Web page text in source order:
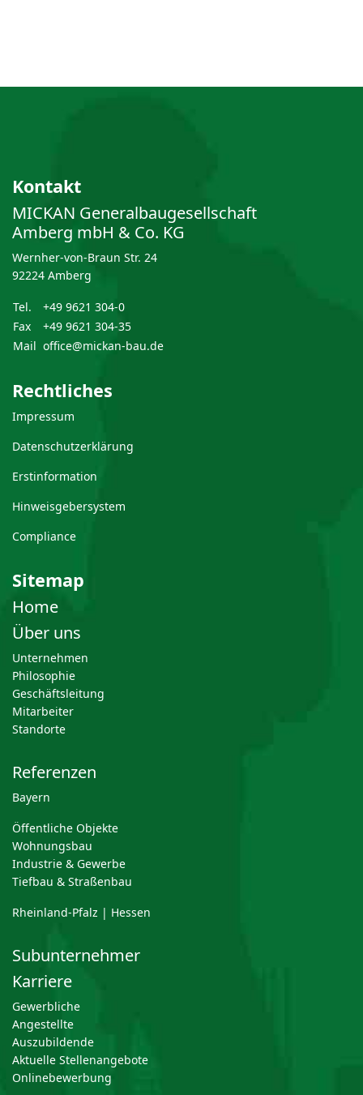
Kontakt
MICKAN General­bau­gesellschaft
Amberg mbH & Co. KG
Wernher-von-Braun Str. 24
92224 Amberg
Tel.
+49 9621 304-0
Fax
+49 9621 304-35
Mail office@mickan-bau.de
Rechtliches
Impressum
Datenschutzerklärung
Erstinformation
Hinweisgebersystem
Compliance
Sitemap
Home
Über uns
Unternehmen
Philosophie
Geschäftsleitung
Mitarbeiter
Standorte
Referenzen
Bayern
Öffentliche Objekte
Wohnungsbau
Industrie & Gewerbe
Tiefbau & Straßenbau
Rheinland-Pfalz | Hessen
Subunternehmer
Karriere
Gewerbliche
Angestellte
Auszubildende
Aktuelle Stellenangebote
Onlinebewerbung